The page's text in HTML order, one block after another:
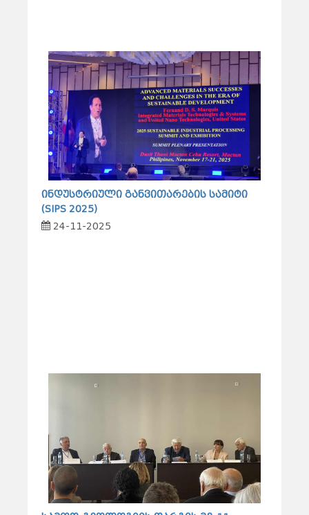
ინდუსტრიული განვითარების სამიტი
(SIPS 2025)
24-11-2025